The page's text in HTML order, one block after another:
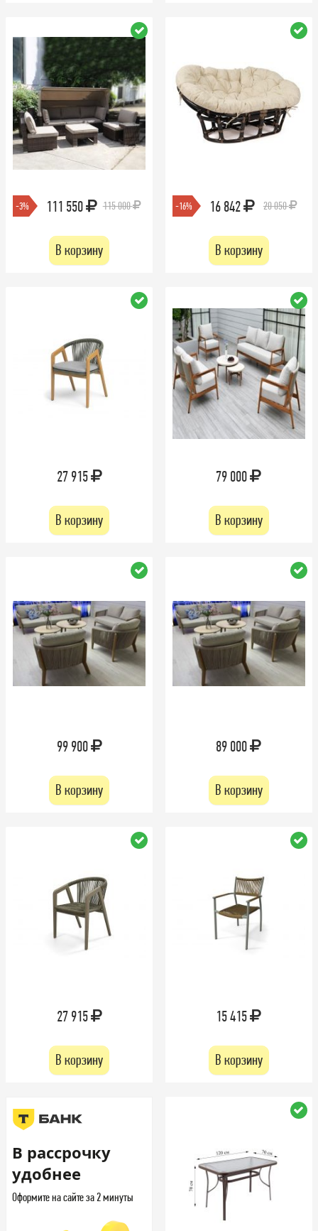
-3% 111 550 115 000
В корзину
-16% 16 842 20 050
В корзину
27 915
В корзину
79 000
В корзину
99 900
В корзину
89 000
В корзину
27 915
В корзину
15 415
В корзину
В рассрочку
удобнее
Оформите на сайте за 2 минуты